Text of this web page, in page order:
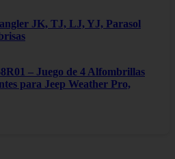
JK, TJ, LJ, YJ, Parasol
– Juego de 4 Alfombrillas
para Jeep Weather Pro,